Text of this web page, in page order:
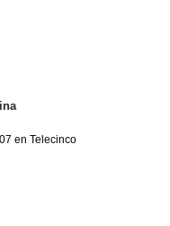
en Telecinco